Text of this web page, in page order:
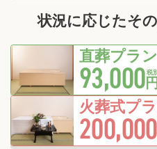
状況に応じたそ
直葬プラン
税別
93,000円
火葬式プ
200,000